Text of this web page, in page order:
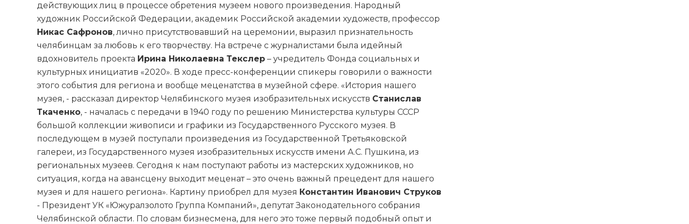
действующих лиц в процессе обретения музеем нового произведения. Народный
художник Российской Федерации, академик Российской академии художеств, профессор
Никас Сафронов, лично присутствовавший на церемонии, выразил признательность
челябинцам за любовь к его творчеству. На встрече с журналистами была идейный
вдохновитель проекта Ирина Николаевна Текслер – учредитель Фонда социальных и
культурных инициатив «2020». В ходе пресс-конференции спикеры говорили о важности
этого события для региона и вообще меценатства в музейной сфере. «История нашего
музея, - рассказал директор Челябинского музея изобразительных искусств Станислав
Ткаченко, - началась с передачи в 1940 году по решению Министерства культуры СССР
большой коллекции живописи и графики из Государственного Русского музея. В
последующем в музей поступали произведения из Государственной Третьяковской
галереи, из Государственного музея изобразительных искусств имени А.С. Пушкина, из
региональных музеев. Сегодня к нам поступают работы из мастерских художников, но
ситуация, когда на авансцену выходит меценат – это очень важный прецедент для нашего
музея и для нашего региона». Картину приобрел для музея Константин Иванович Струков
- Президент УК «Южуралзолото Группа Компаний», депутат Законодательного собрания
Челябинской области. По словам бизнесмена, для него это тоже первый подобный опыт и